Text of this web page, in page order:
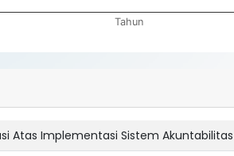
Tahun
Atas Implementasi Sistem